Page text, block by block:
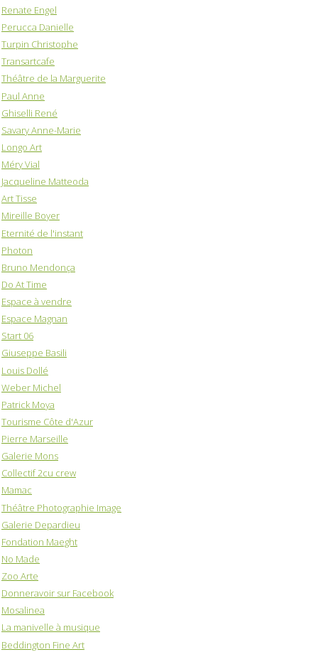
Renate Engel
Perucca Danielle
Turpin Christophe
Transartcafe
Théâtre de la Marguerite
Paul Anne
Ghiselli René
Savary Anne-Marie
Longo Art
Méry Vial
Jacqueline Matteoda
Art Tisse
Mireille Boyer
Eternité de l'instant
Photon
Bruno Mendonça
Do At Time
Espace à vendre
Espace Magnan
Start 06
Giuseppe Basili
Louis Dollé
Weber Michel
Patrick Moya
Tourisme Côte d'Azur
Pierre Marseille
Galerie Mons
Collectif 2cu crew
Mamac
Théâtre Photographie Image
Galerie Depardieu
Fondation Maeght
No Made
Zoo Arte
Donneravoir sur Facebook
Mosalinea
La manivelle à musique
Beddington Fine Art